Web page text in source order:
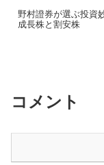
野村證券が選ぶ投資
成長株と割安株
コメント